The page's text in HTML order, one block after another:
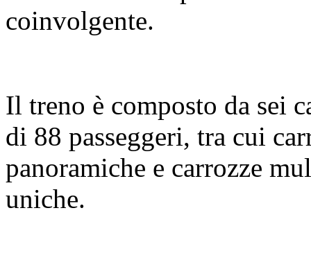
coinvolgente.
Il treno è composto da sei
di 88 passeggeri, tra cui
panoramiche e carrozze
uniche.